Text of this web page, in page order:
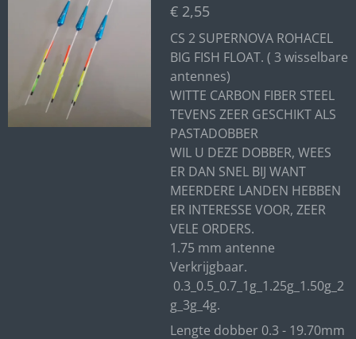
€ 2,55
CS 2 SUPERNOVA ROHACEL
BIG FISH FLOAT. ( 3 wisselbare
antennes)
WITTE CARBON FIBER STEEL
TEVENS ZEER GESCHIKT ALS
PASTADOBBER
WIL U DEZE DOBBER, WEES
ER DAN SNEL BIJ WANT
MEERDERE LANDEN HEBBEN
ER INTERESSE VOOR, ZEER
VELE ORDERS.
1.75 mm antenne
Verkrijgbaar.
0.3_0.5_0.7_1g_1.25g_1.50g_2
g_3g_4g.
Lengte dobber 0.3 - 19.70mm